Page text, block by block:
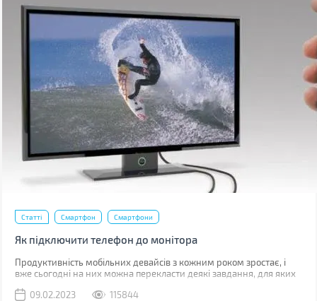
Статті Смартфон Смартфони
Як підключити телефон до монітора
Продуктивність мобільних девайсів з кожним роком зростає, і
вже сьогодні на них можна перекласти деякі завдання, для яких
09.02.2023
115844